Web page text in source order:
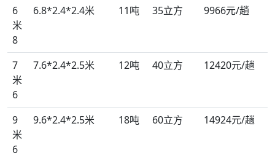
6
米
8
6.8*2.4*2.4米 11吨 35立方 9966元/趟
7
米
6
7.6*2.4*2.5米 12吨 40立方 12420元/趟
9
米
6
9.6*2.4*2.5米 18吨 60立方 14924元/趟